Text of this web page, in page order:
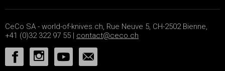
CeCo SA - world-of-knives.ch, Rue Neuve 5, CH-2502 Bienne,
+41 (0)32 322 97 55 | contact@ceco.ch